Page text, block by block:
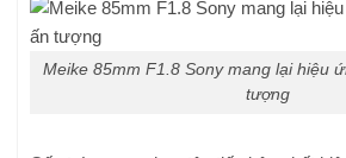
Meike 85mm F1.8 Sony mang lại hiệu
tượng